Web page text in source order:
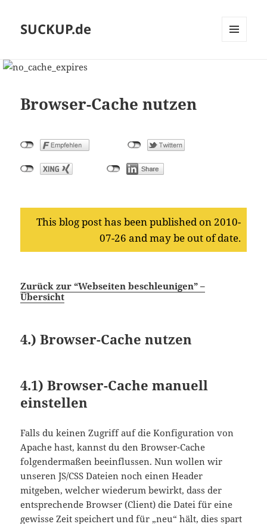
SUCKUP.de
Browser-Cache nutzen
This blog post has been published on 2010-
07-26 and may be out of date.
Zurück zur “Webseiten beschleunigen” –
Übersicht
4.)Browser-Cache nutzen
4.1)Browser-Cache manuell
einstellen
Falls du keinen Zugriff auf die Konfiguration von
Apache hast, kannst du den Browser-Cache
folgendermaßen beeinflussen. Nun wollen wir
unseren JS/CSS Dateien noch einen Header
mitgeben, welcher wiederum bewirkt, dass der
entsprechende Browser (Client) die Datei für eine
gewisse Zeit speichert und für „neu“ hält, dies spart